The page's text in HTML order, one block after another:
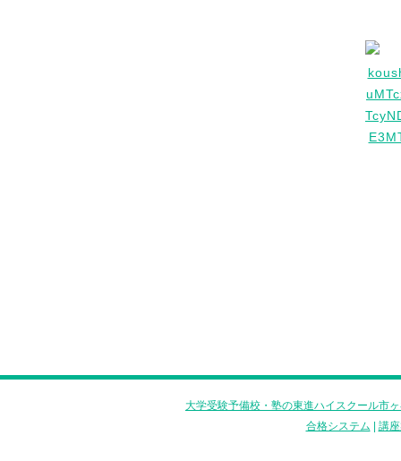
大学受験予備校・塾の東進ハイスクール市
合格システム
講